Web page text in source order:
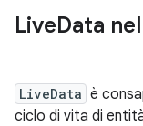
LiveData
LiveData è
ciclo di vita di